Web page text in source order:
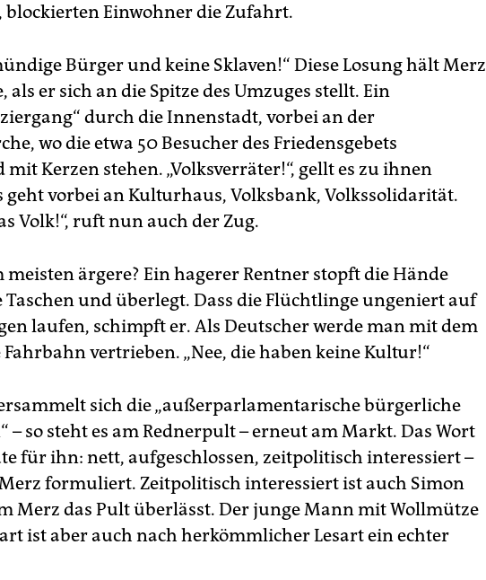
blockierten Einwohner die Zufahrt.
Bürger und keine Sklaven!“ Diese Losung hält Merz
als er sich an die Spitze des Umzuges stellt. Ein
durch die Innenstadt, vorbei an der
wo die etwa 50 Besucher des Friedensgebets
mit Kerzen stehen. „Volksverräter!“, gellt es zu ihnen
geht vorbei an Kulturhaus, Volksbank, Volkssolidarität.
Volk!“, ruft nun auch der Zug.
meisten ärgere? Ein hagerer Rentner stopft die Hände
und überlegt. Dass die Flüchtlinge ungeniert auf
laufen, schimpft er. Als Deutscher werde man mit dem
Fahrbahn vertrieben. „Nee, die haben keine Kultur!“
sich die „außerparlamentarische bürgerliche
– so steht es am Rednerpult – erneut am Markt. Das Wort
für ihn: nett, aufgeschlossen, zeitpolitisch interessiert –
Merz formuliert. Zeitpolitisch interessiert ist auch Simon
Merz das Pult überlässt. Der junge Mann mit Wollmütze
ist aber auch nach herkömmlicher Lesart ein echter